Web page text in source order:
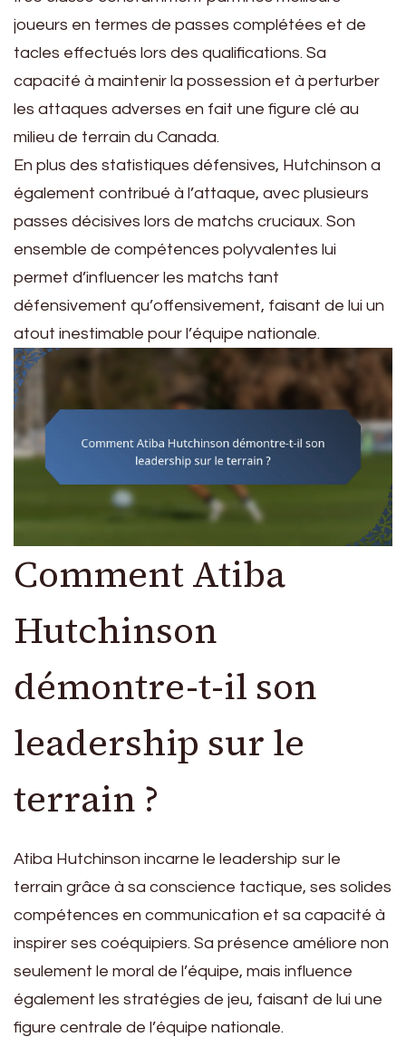
joueurs en termes de passes complétées et de
tacles effectués lors des qualifications. Sa
capacité à maintenir la possession et à perturber
les attaques adverses en fait une figure clé au
milieu de terrain du Canada.
En plus des statistiques défensives, Hutchinson a
également contribué à l’attaque, avec plusieurs
passes décisives lors de matchs cruciaux. Son
ensemble de compétences polyvalentes lui
permet d’influencer les matchs tant
défensivement qu’offensivement, faisant de lui un
atout inestimable pour l’équipe nationale.
Comment Atiba
Hutchinson
démontre-t-il son
leadership sur le
terrain ?
Atiba Hutchinson incarne le leadership sur le
terrain grâce à sa conscience tactique, ses solides
compétences en communication et sa capacité à
inspirer ses coéquipiers. Sa présence améliore non
seulement le moral de l’équipe, mais influence
également les stratégies de jeu, faisant de lui une
figure centrale de l’équipe nationale.